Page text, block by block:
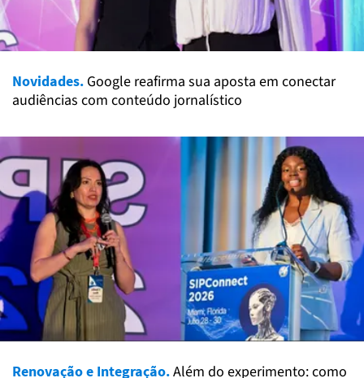
Novidades. Google reafirma sua aposta em conectar
audiências com conteúdo jornalístico
Renovação e Integração.Além do experimento: como